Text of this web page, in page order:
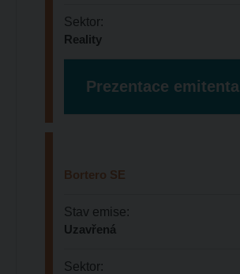
Sektor:
Reality
Prezentace emitenta
Bortero SE
Stav emise:
Uzavřená
Sektor: